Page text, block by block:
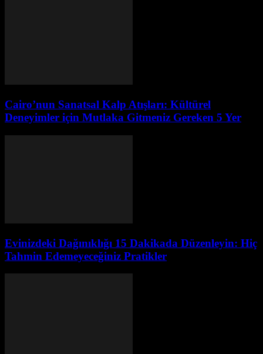
Cairo’nun Sanatsal Kalp Atışları: Kültürel
Deneyimler için Mutlaka Gitmeniz Gereken 5 Yer
Evinizdeki Dağınıklığı 15 Dakikada Düzenleyin: Hiç
Tahmin Edemeyeceğiniz Pratikler